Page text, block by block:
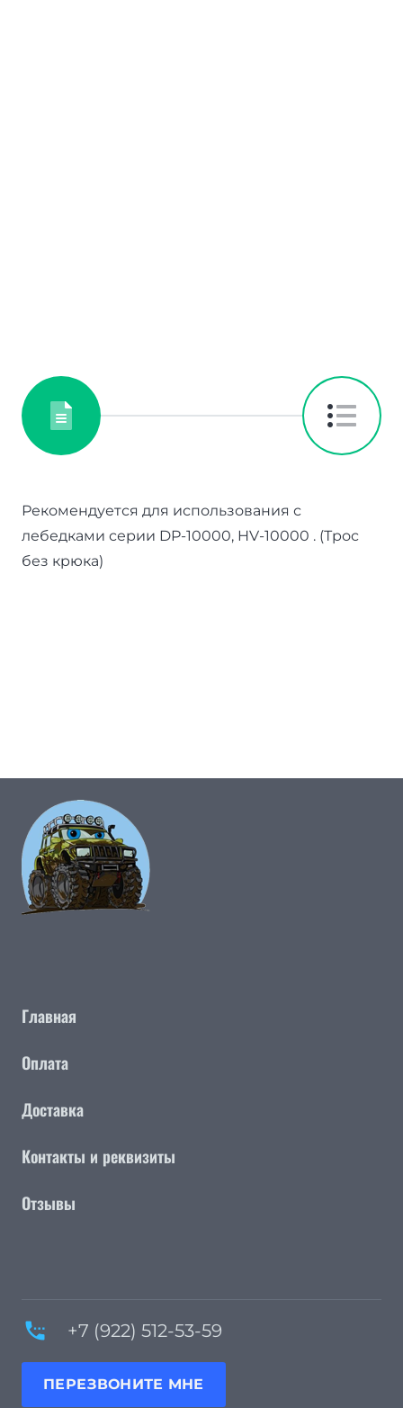
Рекомендуется для использования с
лебедками серии DP-10000, HV-10000 . (Трос
без крюка)
Главная
Оплата
Доставка
Контакты и реквизиты
Отзывы
settings_phone +7 (922) 512-53-59
ПЕРЕЗВОНИТЕ МНЕ